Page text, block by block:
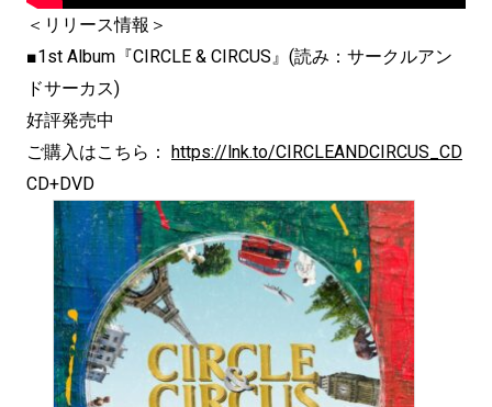
＜リリース情報＞
■1st Album『CIRCLE & CIRCUS』(読み：サークルアン
ドサーカス)
好評発売中
ご購入はこちら： https://lnk.to/CIRCLEANDCIRCUS_CD
CD+DVD